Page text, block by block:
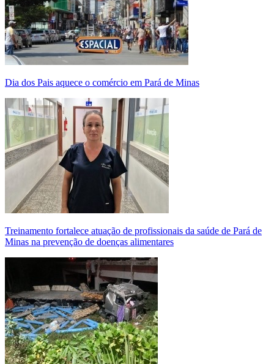
Dia dos Pais aquece o comércio em Pará de Minas
Treinamento fortalece atuação de profissionais da saúde de Pará de
Minas na prevenção de doenças alimentares